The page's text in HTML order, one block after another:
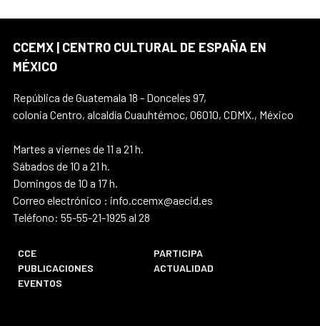
CCEMX | CENTRO CULTURAL DE ESPAÑA EN
MÉXICO
República de Guatemala 18 - Donceles 97,
colonia Centro, alcaldía Cuauhtémoc, 06010, CDMX., México
Martes a viernes de 11 a 21 h.
Sábados de 10 a 21 h.
Domingos de 10 a 17 h.
Correo electrónico : info.ccemx@aecid.es
Teléfono: 55-55-21-1925 al 28
CCE
PARTICIPA
PUBLICACIONES
ACTUALIDAD
EVENTOS